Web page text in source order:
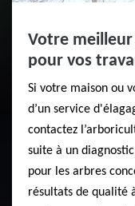
Votre meilleur
pour vos
Si votre maison ou
d’un service
contactez
suite à un
pour les arbres
résultats de qualité